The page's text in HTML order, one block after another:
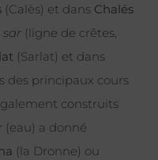
(Calès) et dans Chalés
sar (ligne de crêtes,
(Sarlat) et dans
des principaux cours
construits
(eau) a donné
(la Dronne) ou